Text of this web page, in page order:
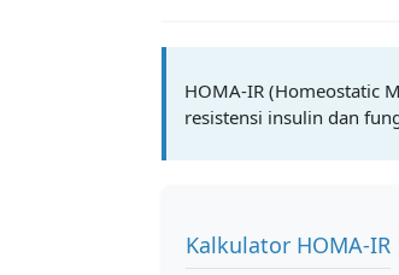
HOMA-IR (Homeostatic
resistensi insulin dan
Kalkulator HOMA-IR